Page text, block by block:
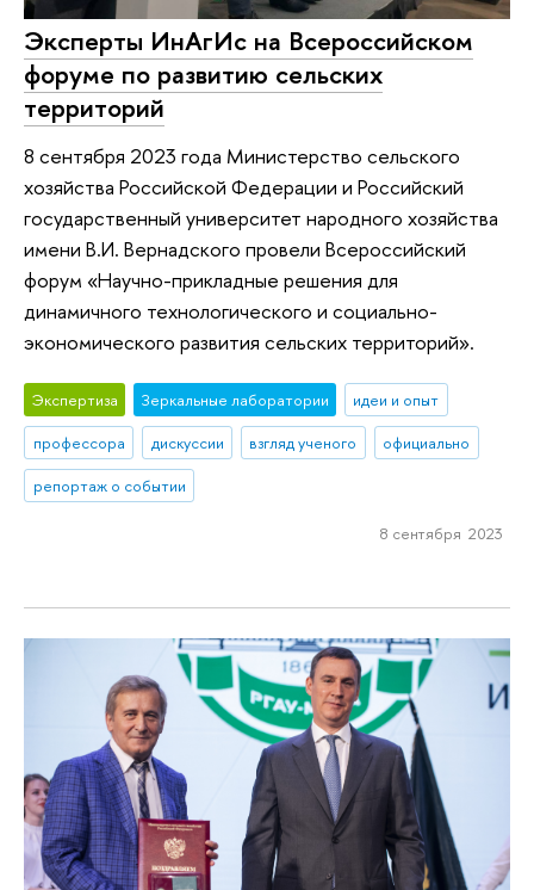
Эксперты ИнАгИс на Всероссийском
форуме по развитию сельских
территорий
8 сентября 2023 года Министерство сельского
хозяйства Российской Федерации и Российский
государственный университет народного хозяйства
имени В.И. Вернадского провели Всероссийский
форум «Научно-прикладные решения для
динамичного технологического и социально-
экономического развития сельских территорий».
Экспертиза Зеркальные лаборатории
идеи и опыт
профессора
дискуссии взгляд ученого
официально
репортаж о событии
8 сентября 2023